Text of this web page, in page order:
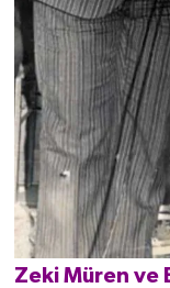
Zeki Müren ve